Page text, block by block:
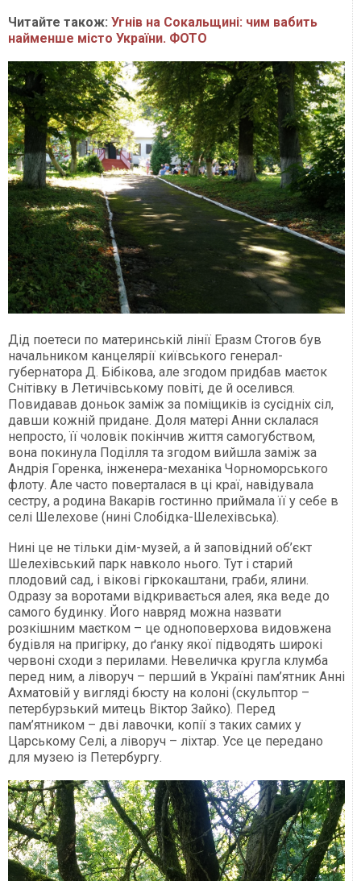
Читайте також: Угнів на Сокальщині: чим вабить
найменше місто України. ФОТО
Дід поетеси по материнській лінії Еразм Стогов був
начальником канцелярії київського генерал-
губернатора Д. Бібікова, але згодом придбав маєток
Снітівку в Летичівському повіті, де й оселився.
Повидавав доньок заміж за поміщиків із сусідніх сіл,
давши кожній придане. Доля матері Анни склалася
непросто, її чоловік покінчив життя самогубством,
вона покинула Поділля та згодом вийшла заміж за
Андрія Горенка, інженера-механіка Чорноморського
флоту. Але часто поверталася в ці краї, навідувала
сестру, а родина Вакарів гостинно приймала її у себе в
селі Шелехове (нині Слобідка-Шелехівська).
Нині це не тільки дім-музей, а й заповідний об’єкт
Шелехівський парк навколо нього. Тут і старий
плодовий сад, і вікові гіркокаштани, граби, ялини.
Одразу за воротами відкривається алея, яка веде до
самого будинку. Його навряд можна назвати
розкішним маєтком – це одноповерхова видовжена
будівля на пригірку, до ґанку якої підводять широкі
червоні сходи з перилами. Невеличка кругла клумба
перед ним, а ліворуч – перший в Україні пам’ятник Анні
Ахматовій у вигляді бюсту на колоні (скульптор –
петербурзький митець Віктор Зайко). Перед
пам’ятником – дві лавочки, копії з таких самих у
Царському Селі, а ліворуч – ліхтар. Усе це передано
для музею із Петербургу.